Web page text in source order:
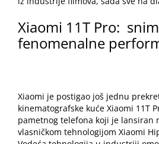
Xiaomi 11T Pro:
fenomenalne
Xiaomi je postigao još jednu
kinematografske kuće Xiaomi 11T
pametnog telefona koji je lansiran
vlasničkom tehnologijom Xiaomi